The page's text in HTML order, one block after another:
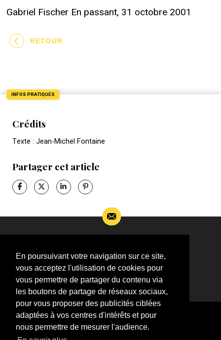
En poursuivant votre navigation sur ce site,
vous acceptez l'utilisation de cookies pour
vous permettre de partager du contenu via
les boutons de partage de réseaux sociaux,
pour vous proposer des publicités ciblées
adaptées à vos centres d'intérêts et pour
nous permettre de mesurer l'audience.
Gabriel Fischer En passant, 31 octobre 2001
RETOUR
INFOS PRATIQUES
Crédits
Texte : Jean-Michel Fontaine
Partager cet article
complémentaires sur l’actualité de Jean-Jacques
Goldman,
ÉCRIVEZ-MOI !